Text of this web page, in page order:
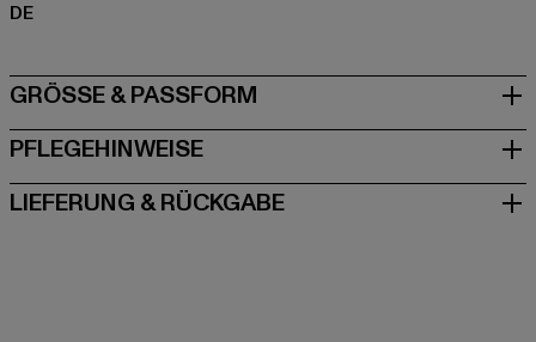
DE
GRÖSSE & PASSFORM
PFLEGEHINWEISE
LIEFERUNG & RÜCKGABE